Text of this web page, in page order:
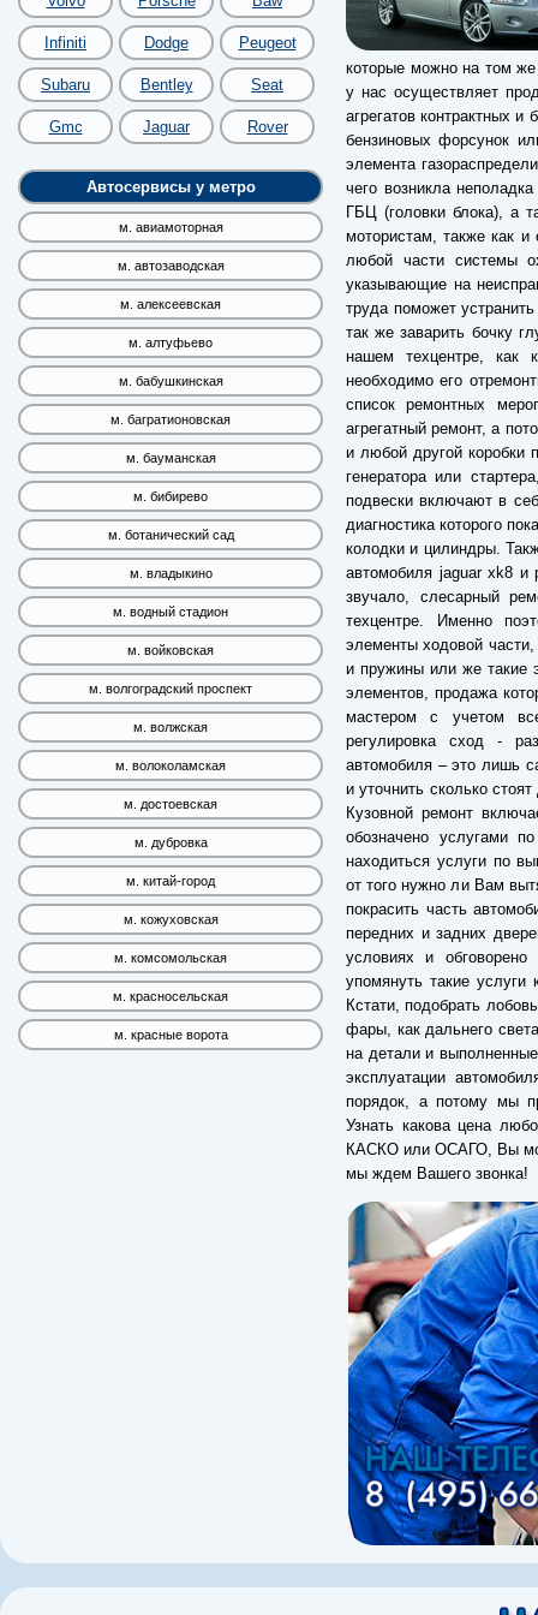
Infiniti Dodge Peugeot
Subaru Bentley Seat
Gmc Jaguar Rover
Автосервисы у метро
м. авиамоторная
м. автозаводская
м. алексеевская
м. алтуфьево
м. бабушкинская
м. багратионовская
м. бауманская
м. бибирево
м. ботанический сад
м. владыкино
м. водный стадион
м. войковская
м. волгоградский проспект
м. волжская
м. волоколамская
м. достоевская
м. дубровка
м. китай-город
м. кожуховская
м. комсомольская
м. красносельская
м. красные ворота
которые можно на том
у нас осуществляет
агрегатов контрактных
бензиновых форсунок
элемента
чего возникла
ГБЦ (головки блока), а
мотористам, также как
любой части системы
указывающие на
труда поможет
так же заварить бочку
нашем техцентре, как
необходимо его
список ремонтных
агрегатный ремонт, а
и любой другой коробки
генератора или
подвески включают в
диагностика которого
колодки и цилиндры.
автомобиля jaguar xk8 и
звучало, слесарный
техцентре. Именно
элементы ходовой
и пружины или же такие
элементов, продажа
мастером с учетом
регулировка сход -
автомобиля – это лишь
и уточнить сколько
Кузовной ремонт
обозначено услугами
находиться услуги по
от того нужно ли Вам
покрасить часть
передних и задних
условиях и
упомянуть такие услуги
Кстати, подобрать
фары, как дальнего
на детали и
эксплуатации
порядок, а потому мы
Узнать какова цена
КАСКО или ОСАГО, Вы
мы ждем Вашего звонка!